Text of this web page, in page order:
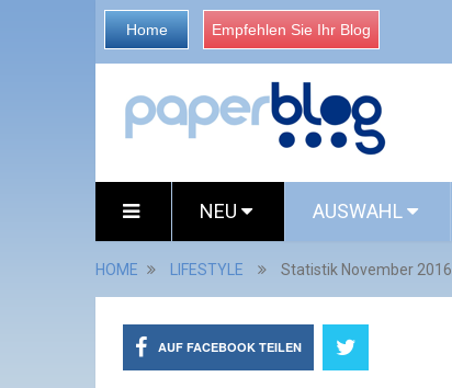
Home Empfehlen Sie Ihr Blog
NEU AUSWAHL
HOME LIFESTYLE Statistik November 2016
AUF FACEBOOK TEILEN